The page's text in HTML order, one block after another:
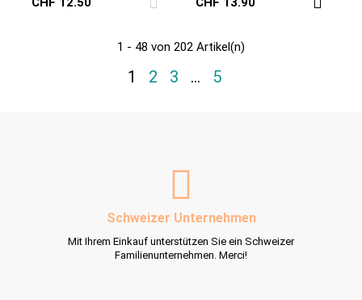
1 - 48 von 202 Artikel(n)
1 2 3 … 5
Schweizer Unternehmen
Mit Ihrem Einkauf unterstützen Sie ein Schweizer
Familienunternehmen. Merci!